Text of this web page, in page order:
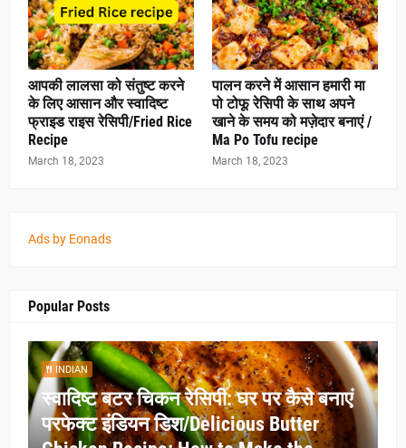
आपकी लालसा को संतुष्ट करने
के लिए आसान और स्वादिष्ट
फ्राइड राइस रेसिपी/Fried Rice
Recipe
March 18, 2023
पालन करने में आसान हमारी मा
पो टोफू रेसिपी के साथ अपने
खाने के समय को मज़ेदार बनाएं /
Ma Po Tofu recipe
March 18, 2023
Ads by Eonads
Popular Posts
INDIAN
स्वादिष्ट बटर चिकन रेसिपी: घर पर कैसे बनाएं
परफेक्ट इंडियन डिश/Delicious Butter